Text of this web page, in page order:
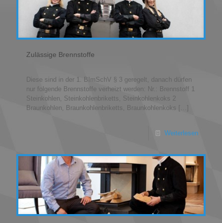
Zulässige Brennstoffe
Diese sind in der 1. BImSchV § 3 geregelt, danach dürfen
nur folgende Brennstoffe verheizt werden: Nr.: Brennstoff 1
Steinkohlen, Steinkohlenbriketts, Steinkohlenkoks 2
Braunkohlen, Braunkohlenbriketts, Braunkohlenkoks […]
Weiterlesen